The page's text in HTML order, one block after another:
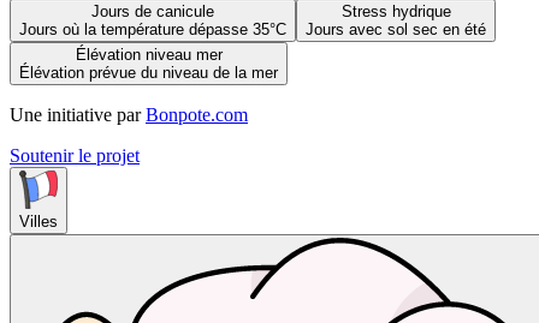
Jours de canicule
Jours où la température dépasse 35°C
Stress hydrique
Jours avec sol sec en été
Élévation niveau mer
Élévation prévue du niveau de la mer
Une initiative par Bonpote.com
Soutenir le projet
Villes